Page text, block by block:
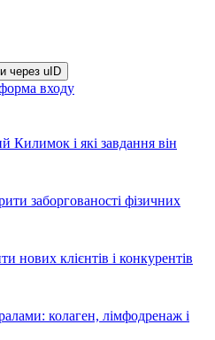
через uID
входу
Килимок і які завдання він
заборгованості фізичних
нових клієнтів і конкурентів
колаген, лімфодренаж і